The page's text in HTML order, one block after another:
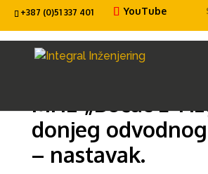
+387 (0)51 337 401 YouTube
MHE „Bočac 2“:
donjeg
– nastavak.